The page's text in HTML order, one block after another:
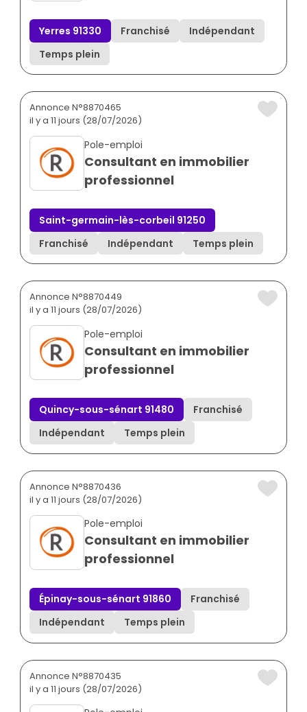
Yerres 91330 Franchisé
Indépendant
Temps plein
Annonce N°8870465
il y a 11 jours (28/07/2026)
Pole-emploi
Consultant en immobilier
professionnel
Saint-germain-lès-corbeil 91250
Franchisé
Indépendant Temps plein
Annonce N°8870449
il y a 11 jours (28/07/2026)
Pole-emploi
Consultant en immobilier
professionnel
Quincy-sous-sénart 91480
Franchisé
Indépendant
Temps plein
Annonce N°8870436
il y a 11 jours (28/07/2026)
Pole-emploi
Consultant en immobilier
professionnel
Épinay-sous-sénart 91860
Franchisé
Indépendant
Temps plein
Annonce N°8870435
il y a 11 jours (28/07/2026)